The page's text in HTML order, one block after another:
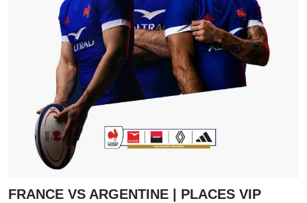
FRANCE VS ARGENTINE | PLACES VIP